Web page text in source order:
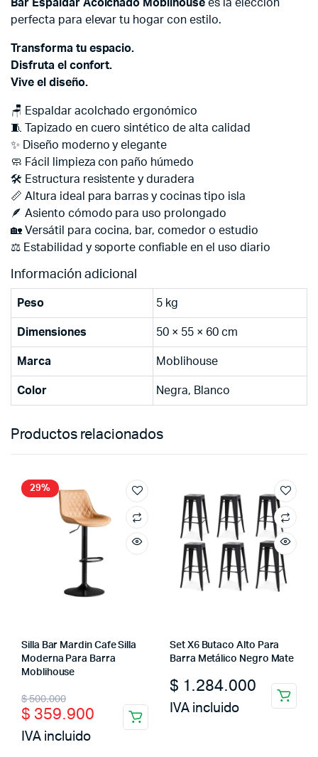
Bar Espaldar Acolchado Moblihouse es la elección
perfecta para elevar tu hogar con estilo.
Transforma tu espacio.
Disfruta el confort.
Vive el diseño.
🪑 Espaldar acolchado ergonómico
🧵 Tapizado en cuero sintético de alta calidad
✨ Diseño moderno y elegante
🧼 Fácil limpieza con paño húmedo
🛠️ Estructura resistente y duradera
📏 Altura ideal para barras y cocinas tipo isla
🪶 Asiento cómodo para uso prolongado
🏡 Versátil para cocina, bar, comedor o estudio
⚖️ Estabilidad y soporte confiable en el uso diario
Información adicional
Peso 5 kg
Dimensiones 50 × 55 × 60 cm
Marca Moblihouse
Color Negra, Blanco
Productos relacionados
29%
Silla Bar Mardin Cafe Silla
Moderna Para Barra
Moblihouse
$500.000
Original
price
was:
$ 359.900
Current
price
is:
IVA incluido
Set X6 Butaco Alto Para
Barra Metálico Negro Mate
$ 1.284.000
IVA incluido